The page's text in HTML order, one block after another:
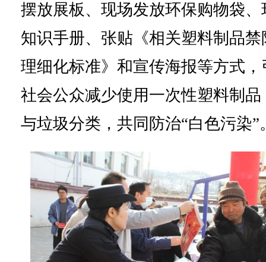
摆放展板、现场发放环保购物袋、
知识手册、张贴《相关塑料制品禁
理细化标准》和宣传海报等方式，
社会公众减少使用一次性塑料制品
与垃圾分类，共同防治“白色污染”